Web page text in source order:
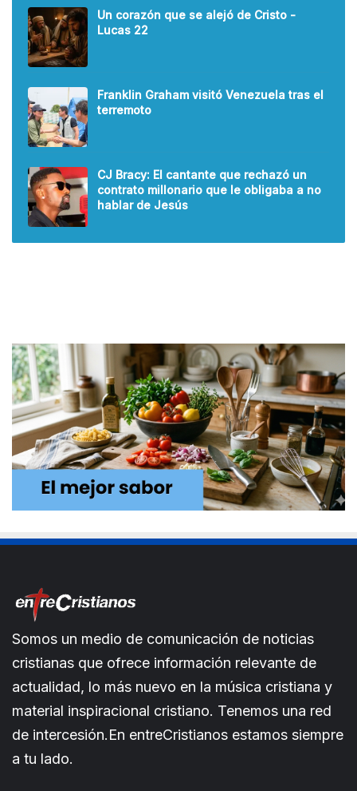
Un corazón que se alejó de Cristo -
Lucas 22
Franklin Graham visitó Venezuela tras el
terremoto
CJ Bracy: El cantante que rechazó un
contrato millonario que le obligaba a no
hablar de Jesús
Somos un medio de comunicación de noticias
cristianas que ofrece información relevante de
actualidad, lo más nuevo en la música cristiana y
material inspiracional cristiano. Tenemos una red
de intercesión.En entreCristianos estamos siempre
a tu lado.